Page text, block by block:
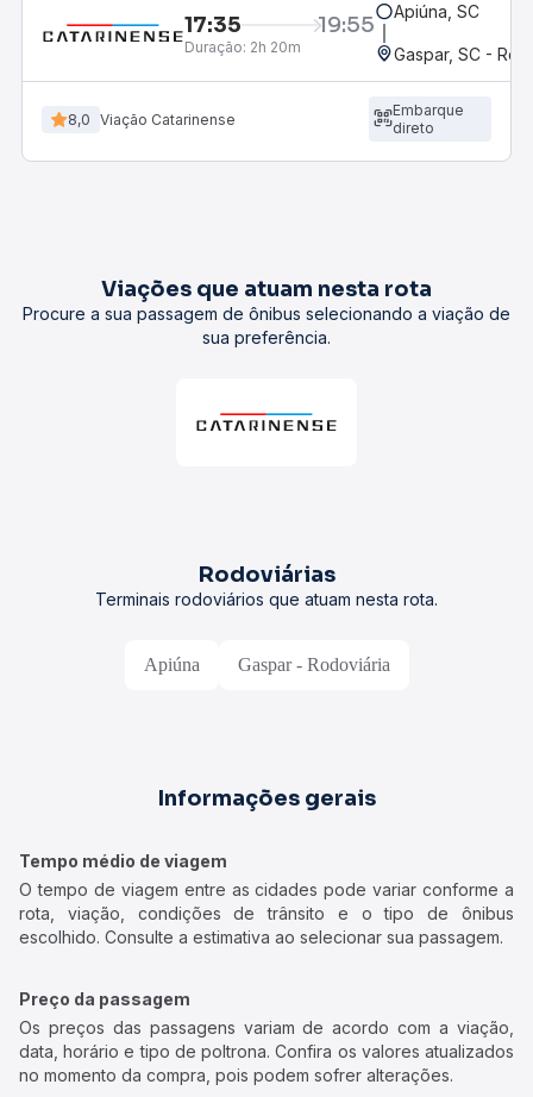
17:35 19:55
Duração: 2h 20m
Apiúna, SC
Gaspar, SC -
8,0 Viação Catarinense
Embarque
direto
Viações que atuam nesta rota
Procure a sua passagem de ônibus selecionando a viação de
sua preferência.
Rodoviárias
Terminais rodoviários que atuam nesta rota.
Apiúna Gaspar - Rodoviária
Informações gerais
Tempo médio de viagem
O tempo de viagem entre as cidades pode variar conforme a
rota, viação, condições de trânsito e o tipo de ônibus
escolhido. Consulte a estimativa ao selecionar sua passagem.
Preço da passagem
Os preços das passagens variam de acordo com a viação,
data, horário e tipo de poltrona. Confira os valores atualizados
no momento da compra, pois podem sofrer alterações.